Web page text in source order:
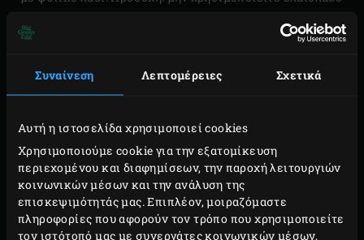
Συναίνεση Λεπτομέρειες Σχετικά
Αυτή η ιστοσελίδα χρησιμοποιεί cookies
Χρησιμοποιούμε cookie για την εξατομίκευση
περιεχομένου και διαφημίσεων, την παροχή λειτουργιών
κοινωνικών μέσων και την ανάλυση της
επισκεψιμότητάς μας. Επιπλέον, μοιραζόμαστε
πληροφορίες που αφορούν τον τρόπο που χρησιμοποιείτε
τον ιστότοπό μας με συνεργάτες κοινωνικών μέσων,
για το σκοπό αυτό. Ο διάδοχος του μεταλλικού καπακιού
διπλής λειτουργίας, το rEGGulator , φέρει ειδικό